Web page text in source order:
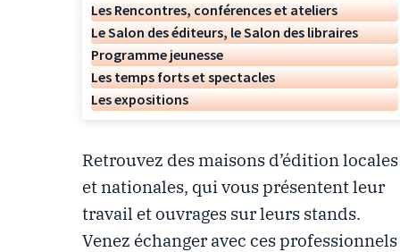
Les Rencontres, conférences et ateliers
Le Salon des éditeurs, le Salon des libraires
Programme jeunesse
Les temps forts et spectacles
Les expositions
Retrouvez des maisons d’édition locales
et nationales, qui vous présentent leur
travail et ouvrages sur leurs stands.
Venez échanger avec ces professionnels